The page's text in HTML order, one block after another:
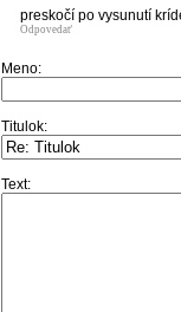
preskočí po vysunutí
Odpovedať
Meno:
Titulok:
Text: